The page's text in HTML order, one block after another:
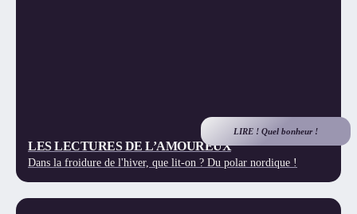
LIRE ! Quel bonheur !
LES LECTURES DE L’AMOUREUX
Dans la froidure de l'hiver, que lit-on ? Du polar nordique !